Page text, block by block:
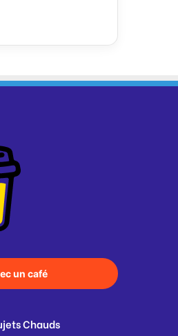
un café
Chauds